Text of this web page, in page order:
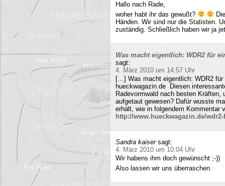
Hallo nach Rade,
woher habt ihr das gewußt?
Händen. Wir sind nur die Statisten.
zuständig. Schließlich haben wir ja
Was macht eigentlich: WDR2 für
sagt:
4. März 2010 um 14:57 Uhr
[…] Was macht eigentlich: WDR2
hueckwagazin.de Diesen
Radevormwald nach besten
aufgetaut gewesen? Dafür wusste
erhält, wie in folgendem Kommentar
http://www.hueckwagazin.de/
Sandra kaiser sagt:
4. März 2010 um 10:04 Uhr
Wir habens ihm doch gewünscht ;-))
Also lassen wir uns überraschen.